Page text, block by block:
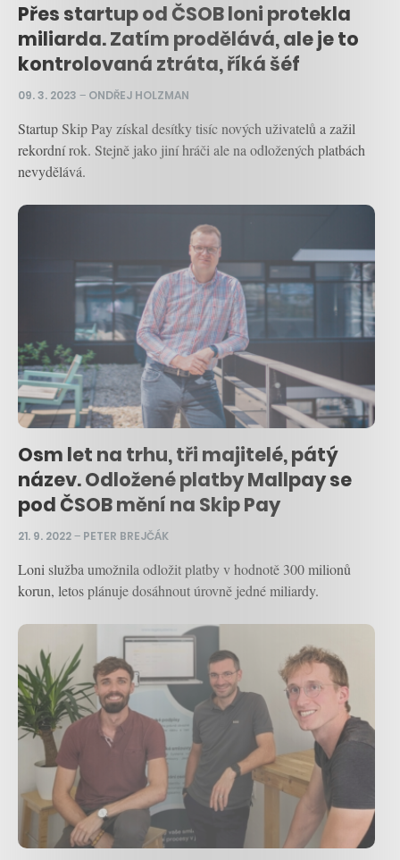
Přes startup od ČSOB loni protekla
miliarda. Zatím prodělává, ale je to
kontrolovaná ztráta, říká šéf
09. 3. 2023 – ONDŘEJ HOLZMAN
Startup Skip Pay získal desítky tisíc nových uživatelů a zažil
rekordní rok. Stejně jako jiní hráči ale na odložených platbách
nevydělává.
Osm let na trhu, tři majitelé, pátý
název. Odložené platby Mallpay se
pod ČSOB mění na Skip Pay
21. 9. 2022– PETER BREJČÁK
Loni služba umožnila odložit platby v hodnotě 300 milionů
korun, letos plánuje dosáhnout úrovně jedné miliardy.